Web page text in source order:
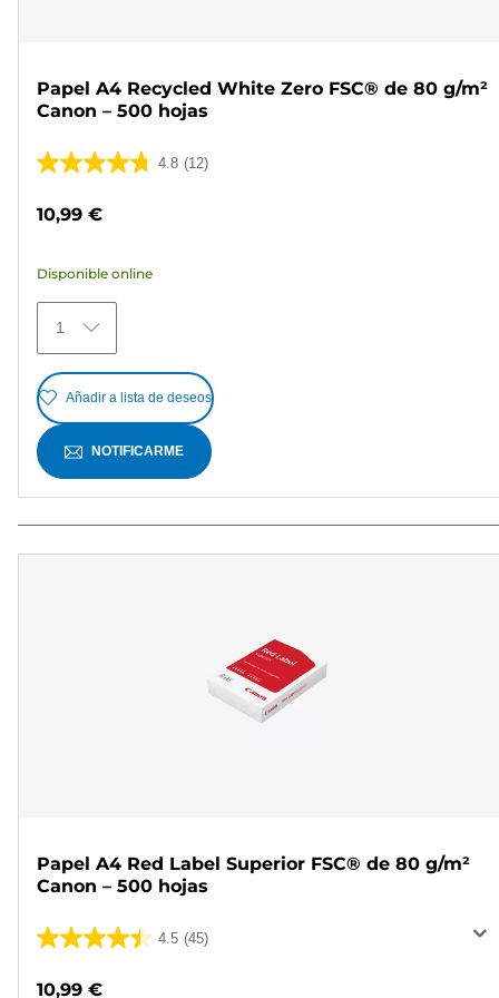
Papel A4 Recycled White Zero FSC® de 80 g/m²
Canon – 500 hojas
4.8 (12)
4.8
12
reseñas
10,99 €
Disponible online
1
Añadir a lista de deseos
NOTIFICARME
Papel A4 Red Label Superior FSC® de 80 g/m²
Canon – 500 hojas
4.5 (45)
4.5
10,99 €